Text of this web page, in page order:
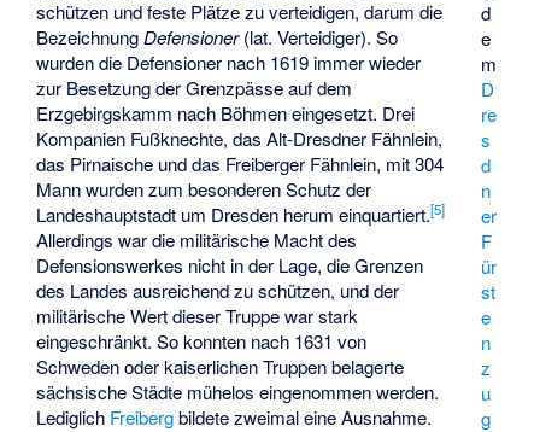
d
e
m
D
re
s
d
n
er
F
ür
st
e
n
z
u
g
schützen und feste Plätze zu verteidigen, darum die
BezeichnungDefensioner(lat. Verteidiger). So
wurden die Defensioner nach 1619 immer wieder
zur Besetzung der Grenzpässe auf dem
Erzgebirgskamm nach Böhmen eingesetzt. Drei
Kompanien Fußknechte, das Alt-Dresdner Fähnlein,
das Pirnaische und das Freiberger Fähnlein, mit 304
Mann wurden zum besonderen Schutz der
Landeshauptstadt um Dresden herum einquartiert.[5]
Allerdings war die militärische Macht des
Defensionswerkes nicht in der Lage, die Grenzen
des Landes ausreichend zu schützen, und der
militärische Wert dieser Truppe war stark
eingeschränkt. So konnten nach 1631 von
Schweden oder kaiserlichen Truppen belagerte
sächsische Städte mühelos eingenommen werden.
Lediglich Freibergbildete zweimal eine Ausnahme.